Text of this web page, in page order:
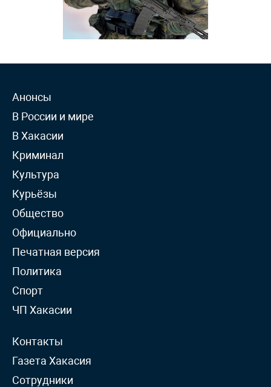
Анонсы
В России и мире
В Хакасии
Криминал
Культура
Курьёзы
Общество
Официально
Печатная версия
Политика
Спорт
ЧП Хакасии
Контакты
Газета Хакасия
Сотрудники